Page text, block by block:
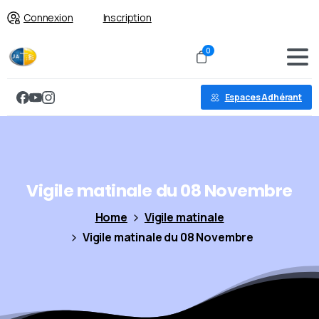
Connexion Inscription
0
Espaces Adhérant
Vigilematinale du08Novembre
Home
Vigile matinale
Vigile matinale du 08 Novembre